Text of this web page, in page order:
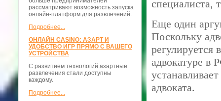
рассматривают возможность запуска
онлайн-платформ для развлечений.
Подробнее...
ОНЛАЙН CASINO: АЗАРТ И
УДОБСТВО ИГР ПРЯМО С ВАШЕГО
УСТРОЙСТВА
С развитием технологий азартные
развлечения стали доступны
каждому.
Подробнее...
специалиста,
Еще один
Поскольку
адвокатуре в
адвоката.